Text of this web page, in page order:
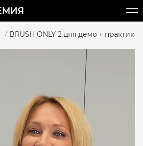
BRUSH ONLY 2 дня демо +